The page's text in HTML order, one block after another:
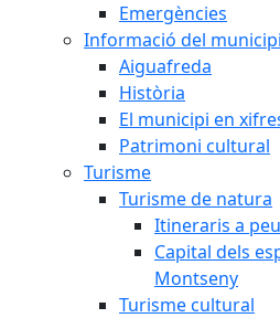
Emergències
Informació del municipi
Aiguafreda
Història
El municipi en
Patrimoni cultural
Turisme
Turisme de natura
Itineraris a
Capital dels
Montseny
Turisme cultural